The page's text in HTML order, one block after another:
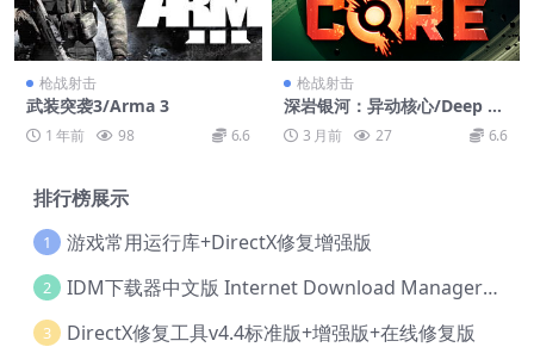
枪战射击
武装突袭3/Arma 3
1 年前 98 6.6
枪战射击
深岩银河：异动核心/Deep R
ock Galactic: Rogue Core
3 月前 27 6.6
排行榜展示
1 游戏常用运行库+DirectX修复增强版
2 IDM下载器中文版 Internet Download Manager v6.42.36 IDM
3 DirectX修复工具v4.4标准版+增强版+在线修复版